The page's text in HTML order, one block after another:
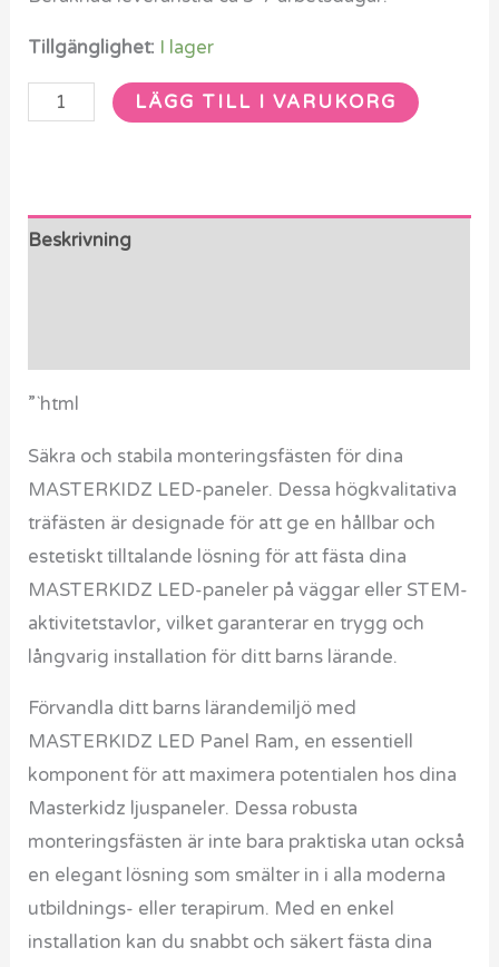
Tillgänglighet: I lager
LÄGG TILL I VARUKORG
Beskrivning
”`html
Säkra och stabila monteringsfästen för dina
MASTERKIDZ LED-paneler. Dessa högkvalitativa
träfästen är designade för att ge en hållbar och
estetiskt tilltalande lösning för att fästa dina
MASTERKIDZ LED-paneler på väggar eller STEM-
aktivitetstavlor, vilket garanterar en trygg och
långvarig installation för ditt barns lärande.
Förvandla ditt barns lärandemiljö med
MASTERKIDZ LED Panel Ram, en essentiell
komponent för att maximera potentialen hos dina
Masterkidz ljuspaneler. Dessa robusta
monteringsfästen är inte bara praktiska utan också
en elegant lösning som smälter in i alla moderna
utbildnings- eller terapirum. Med en enkel
installation kan du snabbt och säkert fästa dina